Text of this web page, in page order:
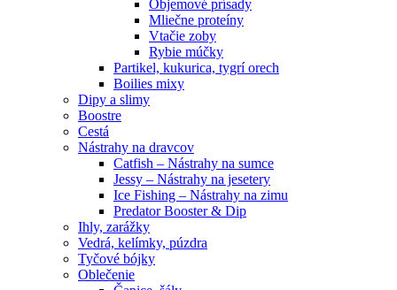
Objemové prísady
Mliečne proteíny
Vtačie zoby
Rybie múčky
Partikel, kukurica, tygrí orech
Boilies mixy
Dipy a slimy
Boostre
Cestá
Nástrahy na dravcov
Catfish – Nástrahy na sumce
Jessy – Nástrahy na jesetery
Ice Fishing – Nástrahy na zimu
Predator Booster & Dip
Ihly, zarážky
Vedrá, kelímky, púzdra
Tyčové bójky
Oblečenie